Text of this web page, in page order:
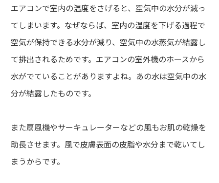
エアコンで室内の温度をさげると、空気中の水分が減っ
てしまいます。なぜならば、室内の温度を下げる過程で
空気が保持できる水分が減り、空気中の水蒸気が結露し
て排出されるためです。エアコンの室外機のホースから
水がでていることがありますよね。あの水は空気中の水
分が結露したものです。
また扇風機やサーキュレーターなどの風もお肌の乾燥を
助長させます。風で皮膚表面の皮脂や水分まで乾いてし
まうからです。